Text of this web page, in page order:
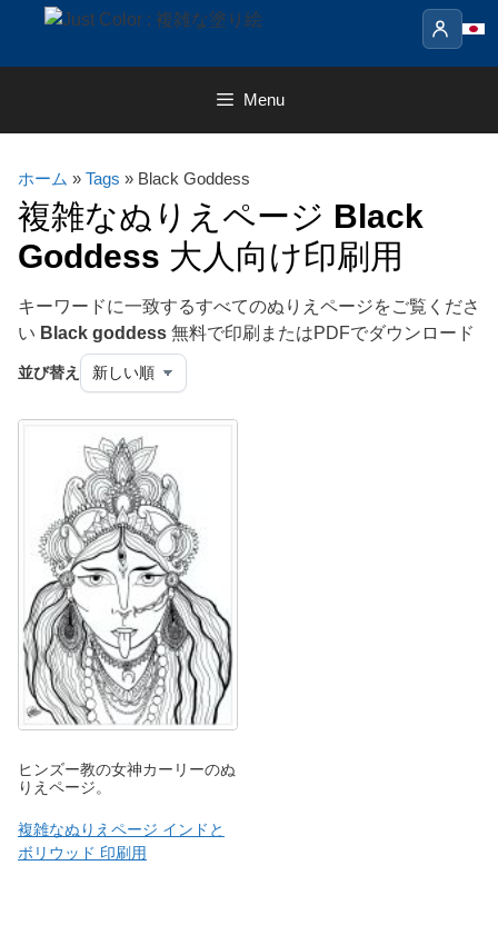
content
Menu
ホーム » Tags » Black Goddess
複雑なぬりえページ Black
Goddess 大人向け印刷用
キーワードに一致するすべてのぬりえページをご覧くださ
い Black goddess 無料で印刷またはPDFでダウンロード
並び替え
ヒンズー教の女神カーリーのぬ
りえページ。
複雑なぬりえページ インドと
ボリウッド 印刷用